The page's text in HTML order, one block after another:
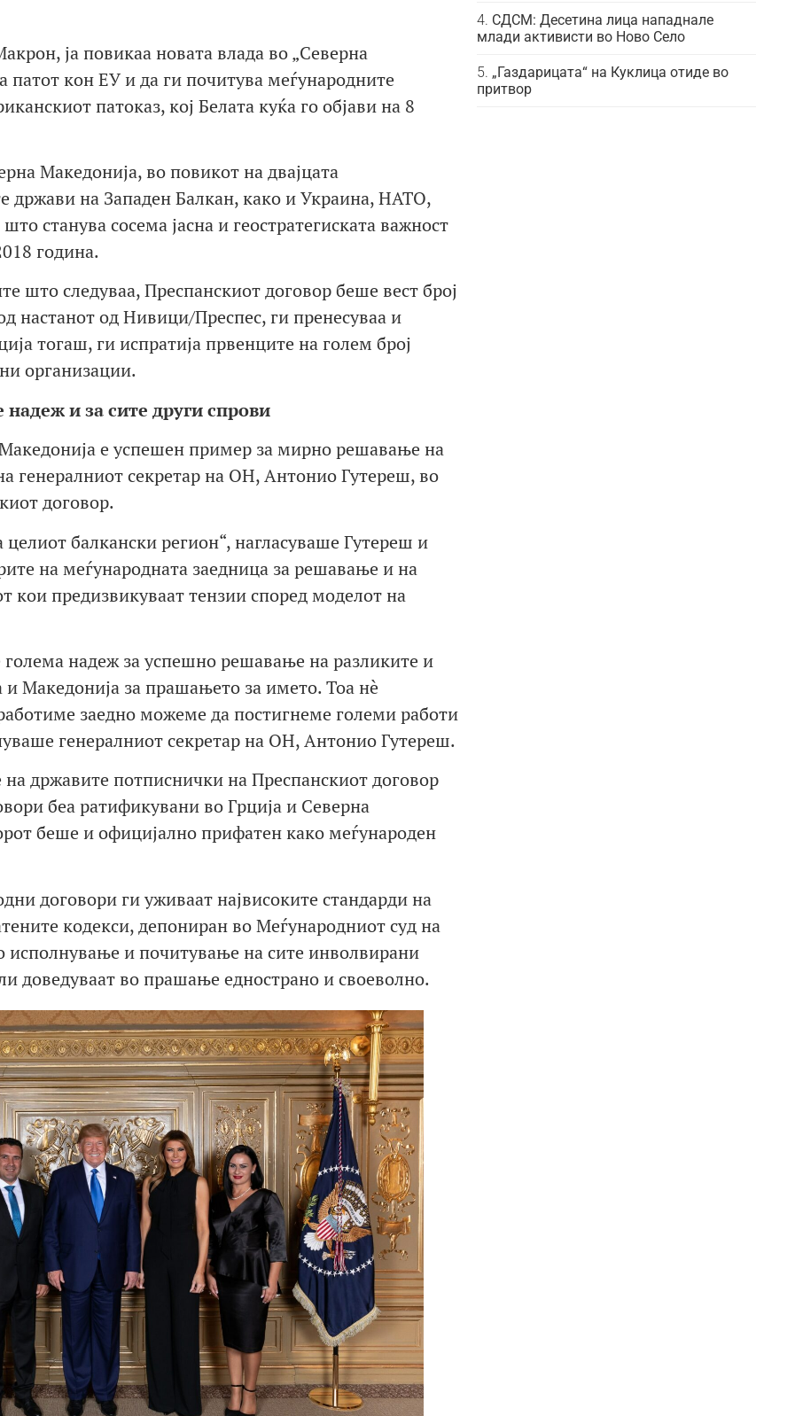
ја повикаа новата влада во „Северна
патот кон ЕУ и да ги почитува меѓународните
патоказ, кој Белата куќа го објави на 8
Македонија, во повикот на двајцата
држави на Западен Балкан, како и Украина, НАТО,
станува сосема јасна и геостратегиската важност
година.
што следуваа, Преспанскиот договор беше вест број
настанот од Нивици/Преспес, ги пренесуваа и
тогаш, ги испратија првенците на голем број
организации.
и за сите други спрови
е успешен пример за мирно решавање на
генералниот секретар на ОН, Антонио Гутереш, во
договор.
балкански регион“, нагласуваше Гутереш и
на меѓународната заедница за решавање и на
кои предизвикуваат тензии според моделот на
голема надеж за успешно решавање на разликите и
Македонија за прашањето за името. Тоа нè
заедно можеме да постигнеме големи работи
генералниот секретар на ОН, Антонио Гутереш.
на државите потписнички на Преспанскиот договор
беа ратификувани во Грција и Северна
беше и официјално прифатен како меѓународен
договори ги уживаат највисоките стандарди на
кодекси, депониран во Меѓународниот суд на
и почитување на сите инволвирани
доведуваат во прашање еднострано и своеволно.
СДСМ: Десетина лица нападнале
млади активисти во Ново Село
„Газдарицата“ на Куклица отиде во
притвор